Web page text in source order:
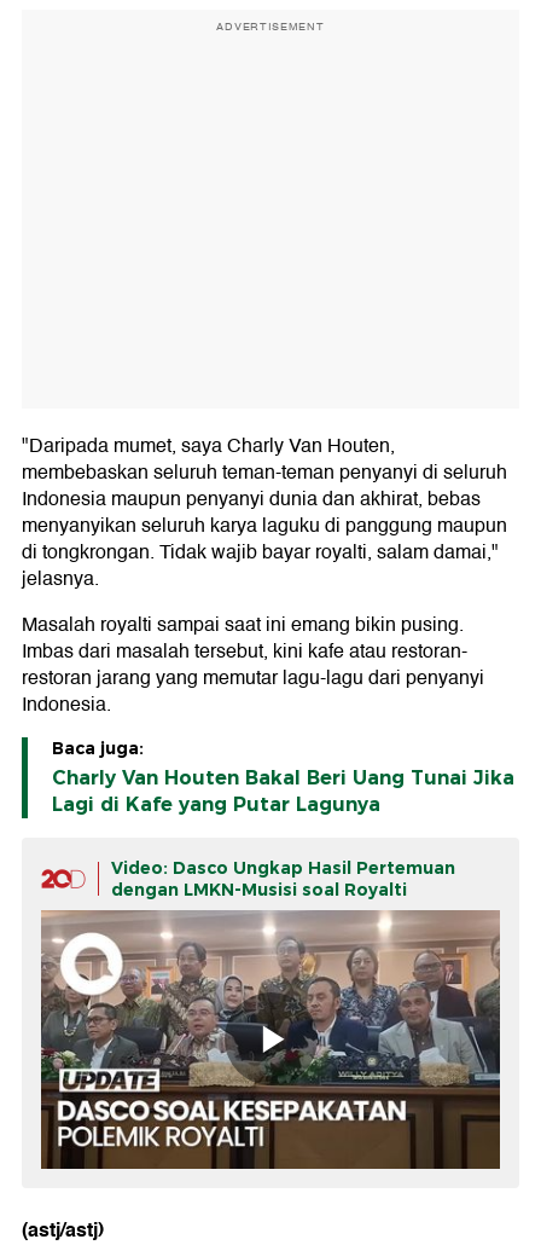
ADVERTISEMENT
"Daripada mumet, saya Charly Van Houten,
membebaskan seluruh teman-teman penyanyi di seluruh
Indonesia maupun penyanyi dunia dan akhirat, bebas
menyanyikan seluruh karya laguku di panggung maupun
di tongkrongan. Tidak wajib bayar royalti, salam damai,"
jelasnya.
Masalah royalti sampai saat ini emang bikin pusing.
Imbas dari masalah tersebut, kini kafe atau restoran-
restoran jarang yang memutar lagu-lagu dari penyanyi
Indonesia.
Baca juga:
Charly Van Houten Bakal Beri Uang Tunai Jika
Lagi di Kafe yang Putar Lagunya
Video: Dasco Ungkap Hasil Pertemuan
dengan LMKN-Musisi soal Royalti
(astj/astj)